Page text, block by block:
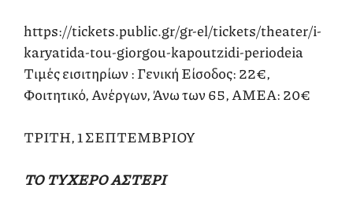
https://tickets.public.gr/gr-el/tickets/theater/i-
karyatida-tou-giorgou-kapoutzidi-periodeia
Τιμές εισιτηρίων : Γενική Είσοδος: 22€,
Φοιτητικό, Ανέργων, Άνω των 65, ΑΜΕΑ: 20€
ΤΡΙΤΗ, 1 ΣΕΠΤΕΜΒΡΙΟΥ
ΤΟ ΤΥΧΕΡΟ ΑΣΤΕΡΙ